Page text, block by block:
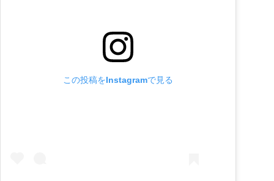
この投稿をInstagramで見る